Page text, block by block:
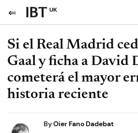
UK
Si el Real Madrid
Gaal y ficha a David
cometerá el mayor
historia reciente
ByOier Fano Dadebat